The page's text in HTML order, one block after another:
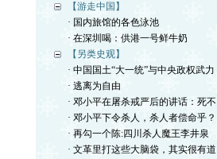
【游走中国】
· 国内旅馆的各色泳池
· 在深圳喝：供港一号鲜牛奶
【另类史观】
· 中国国土“大一统”与中央政权武力
· 逃离为自由
· 邓小平在屠杀戒严后的讲话：死不
· 邓小平下令杀人，杀人者偿命乎？
· 再勾一个陈:四川杀人魔王李井泉
· 文革里打这些大脑袋，其实很有道